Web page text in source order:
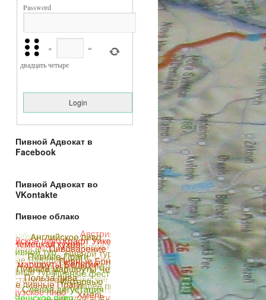
Password
×
=
двадцать четыре
Пивной Адвокат в
Facebook
Пивной Адвокат во
VKontakte
Пивное облако